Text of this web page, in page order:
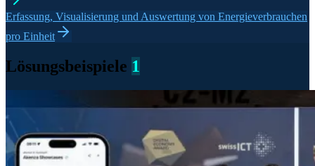
Erfassung, Visualisierung und Auswertung von Energieverbrauchen
pro Einheit
Lösungsbeispiele 1